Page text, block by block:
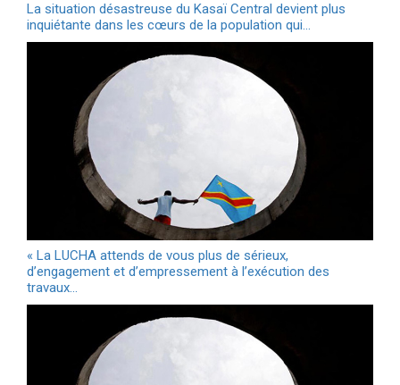
La situation désastreuse du Kasaï Central devient plus
inquiétante dans les cœurs de la population qui…
« La LUCHA attends de vous plus de sérieux,
d’engagement et d’empressement à l’exécution des
travaux…